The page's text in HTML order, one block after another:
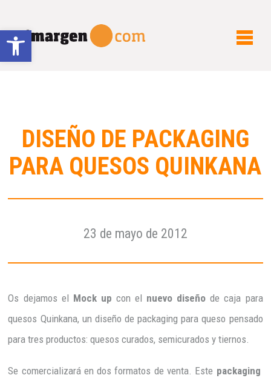
Abrir barra de herramientas
DISEÑO DE PACKAGING
PARA QUESOS QUINKANA
23 de mayo de 2012
Os dejamos el Mock up con el nuevo diseño de caja para
quesos Quinkana, un diseño de packaging para queso pensado
para tres productos: quesos curados, semicurados y tiernos.
Se comercializará en dos formatos de venta. Este packaging